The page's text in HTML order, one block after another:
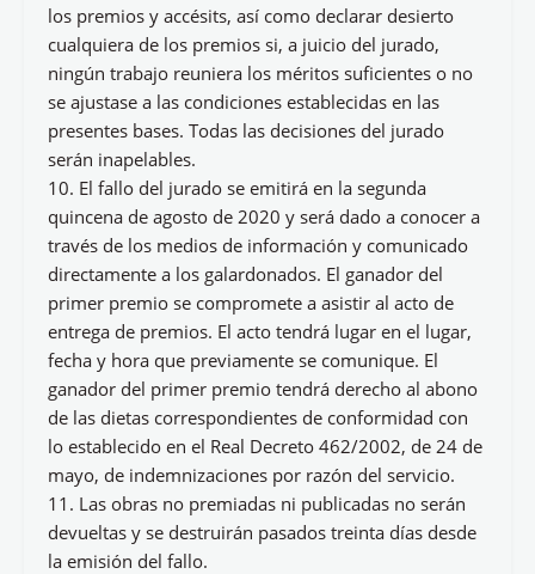
los premios y accésits, así como declarar desierto
cualquiera de los premios si, a juicio del jurado,
ningún trabajo reuniera los méritos suficientes o no
se ajustase a las condiciones establecidas en las
presentes bases. Todas las decisiones del jurado
serán inapelables.
10. El fallo del jurado se emitirá en la segunda
quincena de agosto de 2020 y será dado a conocer a
través de los medios de información y comunicado
directamente a los galardonados. El ganador del
primer premio se compromete a asistir al acto de
entrega de premios. El acto tendrá lugar en el lugar,
fecha y hora que previamente se comunique. El
ganador del primer premio tendrá derecho al abono
de las dietas correspondientes de conformidad con
lo establecido en el Real Decreto 462/2002, de 24 de
mayo, de indemnizaciones por razón del servicio.
11. Las obras no premiadas ni publicadas no serán
devueltas y se destruirán pasados treinta días desde
la emisión del fallo.